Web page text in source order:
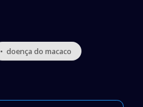
• doença do macaco